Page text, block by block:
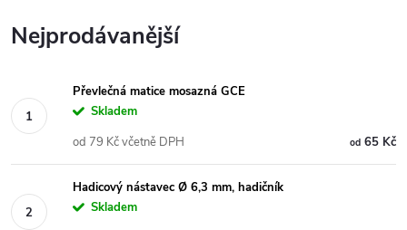
Nejprodávanější
Převlečná matice mosazná GCE
Skladem
od65 Kč
od 79 Kč včetně DPH
Hadicový nástavec Ø 6,3 mm, hadičník
Skladem